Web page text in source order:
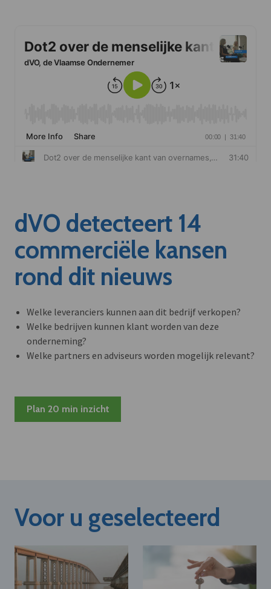
dVO detecteert 14
commerciële kansen
rond dit nieuws
Welke leveranciers kunnen aan dit bedrijf verkopen?
Welke bedrijven kunnen klant worden van deze
onderneming?
Welke partners en adviseurs worden mogelijk relevant?
Plan 20 min inzicht
Voor u geselecteerd